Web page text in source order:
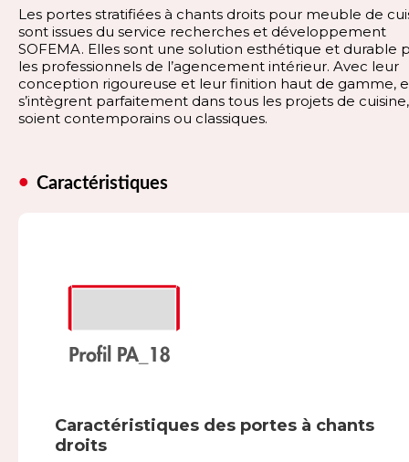
Les portes stratifiées à chants droits pour meuble de
sont issues du service recherches et développement
SOFEMA. Elles sont une solution esthétique et durable
les professionnels de l’agencement intérieur. Avec leur
conception rigoureuse et leur finition haut de gamme,
s’intègrent parfaitement dans tous les projets de cuisine,
soient contemporains ou classiques.
Caractéristiques
Caractéristiques des portes à chants
droits